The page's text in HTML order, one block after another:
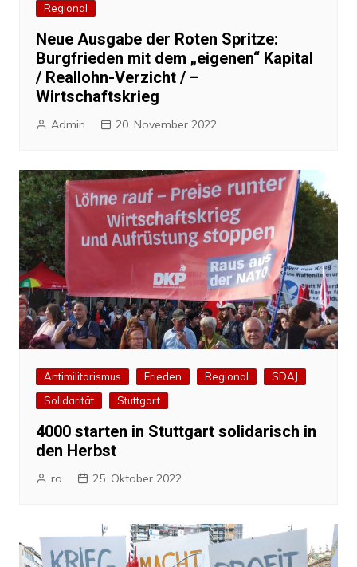
Regional
Neue Ausgabe der Roten Spritze:
Burgfrieden mit dem „eigenen“ Kapital
/ Reallohn-Verzicht / –
Wirtschaftskrieg
Admin 20. November 2022
Antimilitarismus Frieden Regional
SDAJ
Solidarität
Stuttgart
4000 starten in Stuttgart solidarisch in
den Herbst
ro 25. Oktober 2022